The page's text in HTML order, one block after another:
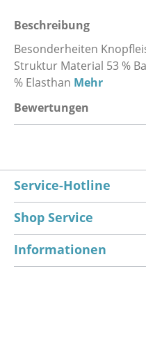
Beschreibung
Besonderheiten
Struktur Material 53 %
% Elasthan Mehr
Bewertungen
Service-Hotline
Shop Service
Informationen